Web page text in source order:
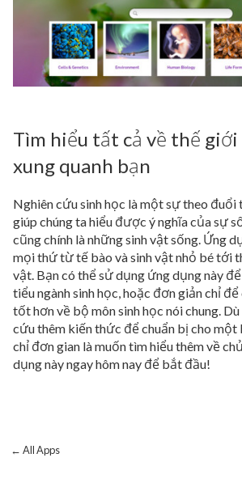
Tìm hiểu tất cả về thế giới
xung quanh bạn
Nghiên cứu sinh học là một sự theo đuổi
giúp chúng ta hiểu được ý nghĩa của sự
cũng chính là những sinh vật sống. Ứng
mọi thứ từ tế bào và sinh vật nhỏ bé tới
vật. Bạn có thể sử dụng ứng dụng này
tiểu ngành sinh học, hoặc đơn giản chỉ
tốt hơn về bộ môn sinh học nói chung.
cứu thêm kiến thức để chuẩn bị cho một
chỉ đơn gian là muốn tìm hiểu thêm về
dụng này ngay hôm nay để bắt đầu!
← All Apps